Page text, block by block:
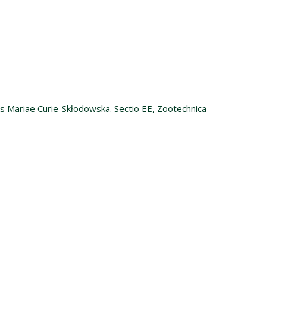
Mariae Curie-Skłodowska. Sectio EE, Zootechnica